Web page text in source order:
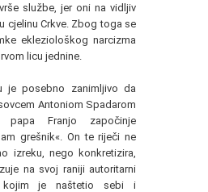
službe, jer oni na vidljiv
cjelinu Crkve. Zbog toga se
ekleziološkog narcizma
licu jednine.
je posebno zanimljivo da
Antoniom Spadarom
Franjo započinje
grešnik«. On te riječi ne
izreku, nego konkretizira,
na svoj raniji autoritarni
kojim je naštetio sebi i